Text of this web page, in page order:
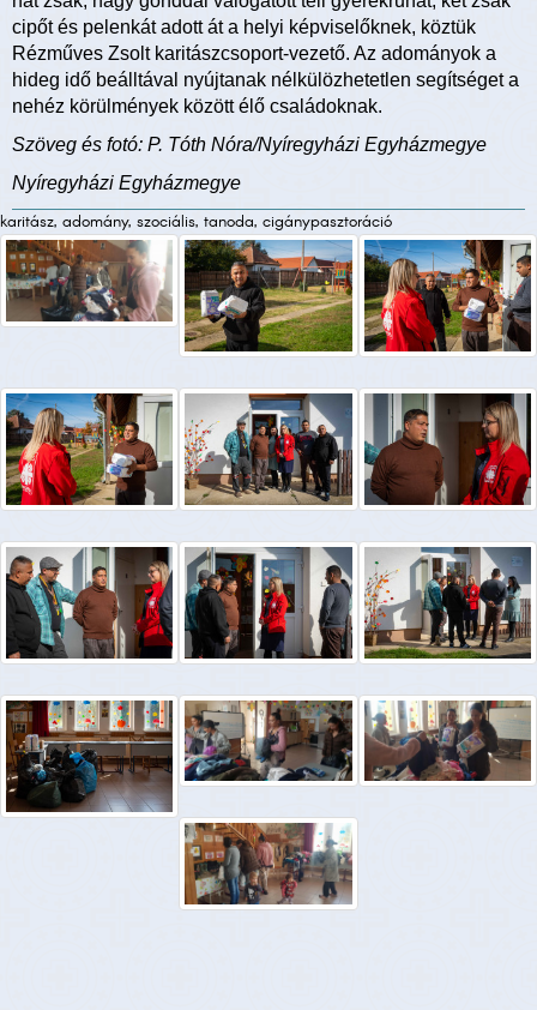
cipőt és pelenkát adott át a helyi képviselőknek, köztük
Rézműves Zsolt karitászcsoport-vezető. Az adományok a
hideg idő beálltával nyújtanak nélkülözhetetlen segítséget a
nehéz körülmények között élő családoknak.
Szöveg és fotó: P. Tóth Nóra/Nyíregyházi Egyházmegye
Nyíregyházi Egyházmegye
karitász, adomány, szociális, tanoda, cigánypasztoráció